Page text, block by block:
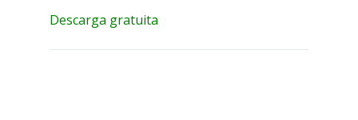
Descarga gratuita